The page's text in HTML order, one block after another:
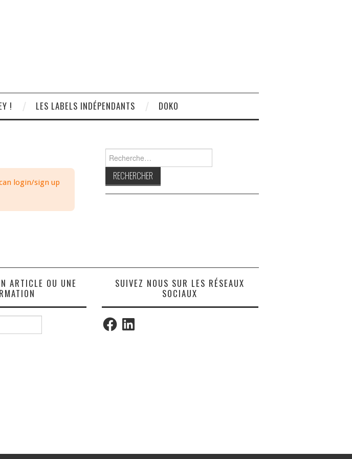
! LES LABELS INDÉPENDANTS DOKO
login/sign up
ARTICLE OU UNE
SUIVEZ NOUS SUR LES RÉSEAUX
SOCIAUX
FacebookLinkedIn